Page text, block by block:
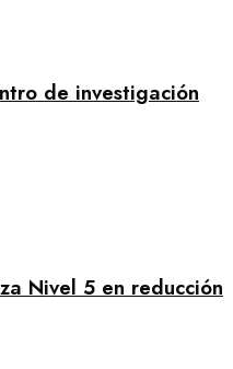
de investigación
Nivel 5 en reducción